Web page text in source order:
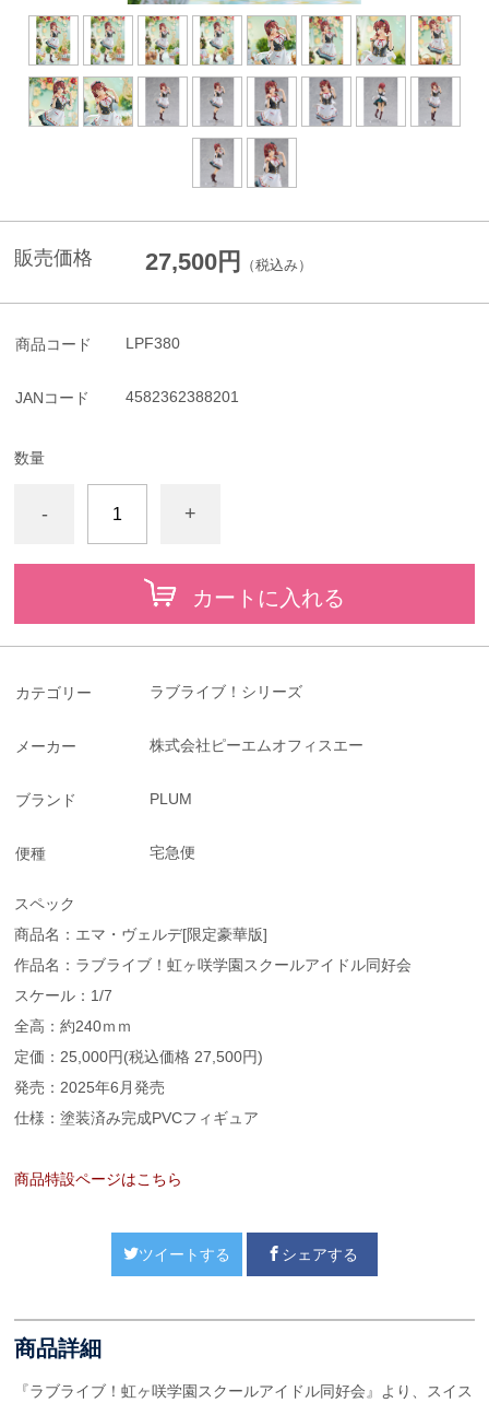
販売価格 27,500円 （税込み）
商品コード LPF380
JANコード 4582362388201
数量
- +
カートに入れる
カテゴリー ラブライブ！シリーズ
メーカー 株式会社ピーエムオフィスエー
ブランド PLUM
便種 宅急便
スペック
商品名：エマ・ヴェルデ[限定豪華版]
作品名：ラブライブ！虹ヶ咲学園スクールアイドル同好会
スケール：1/7
全高：約240ｍｍ
定価：25,000円(税込価格 27,500円)
発売：2025年6月発売
仕様：塗装済み完成PVCフィギュア
商品特設ページはこちら
ツイートする シェアする
商品詳細
『ラブライブ！虹ヶ咲学園スクールアイドル同好会』より、スイス